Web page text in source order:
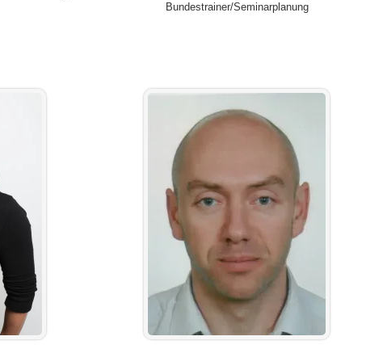
Bundestrainer/Seminarplanung